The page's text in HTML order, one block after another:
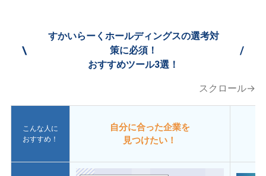
\
すかいらーくホールディングスの選考対
策に必須！
おすすめツール3選！
/
スクロール→
こんな人に
おすすめ！
自分に合った企業を
見つけたい！